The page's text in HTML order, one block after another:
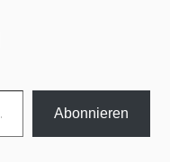
Abonnieren